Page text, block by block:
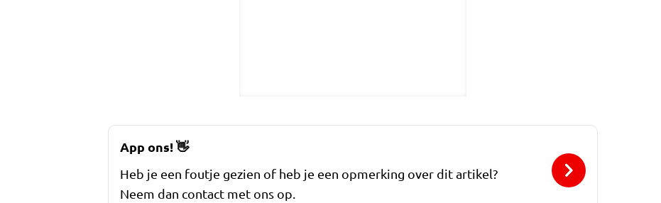
App ons!👋
Heb je een foutje gezien of heb je een opmerking over dit artikel?
Neem dan contact met ons op.